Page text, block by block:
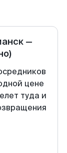
—
цене
туда и